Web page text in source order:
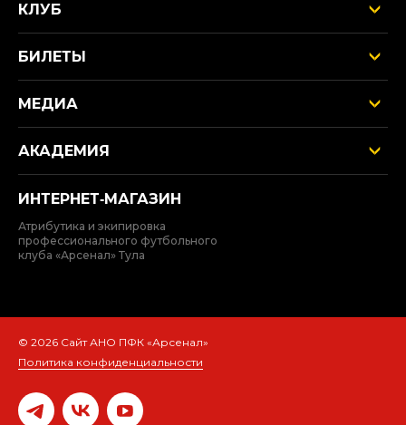
КЛУБ
БИЛЕТЫ
МЕДИА
АКАДЕМИЯ
ИНТЕРНЕТ‑МАГАЗИН
Атрибутика и экипировка
профессионального футбольного
клуба «Арсенал» Тула
© 2026 Сайт АНО ПФК «Арсенал»
Политика конфиденциальности